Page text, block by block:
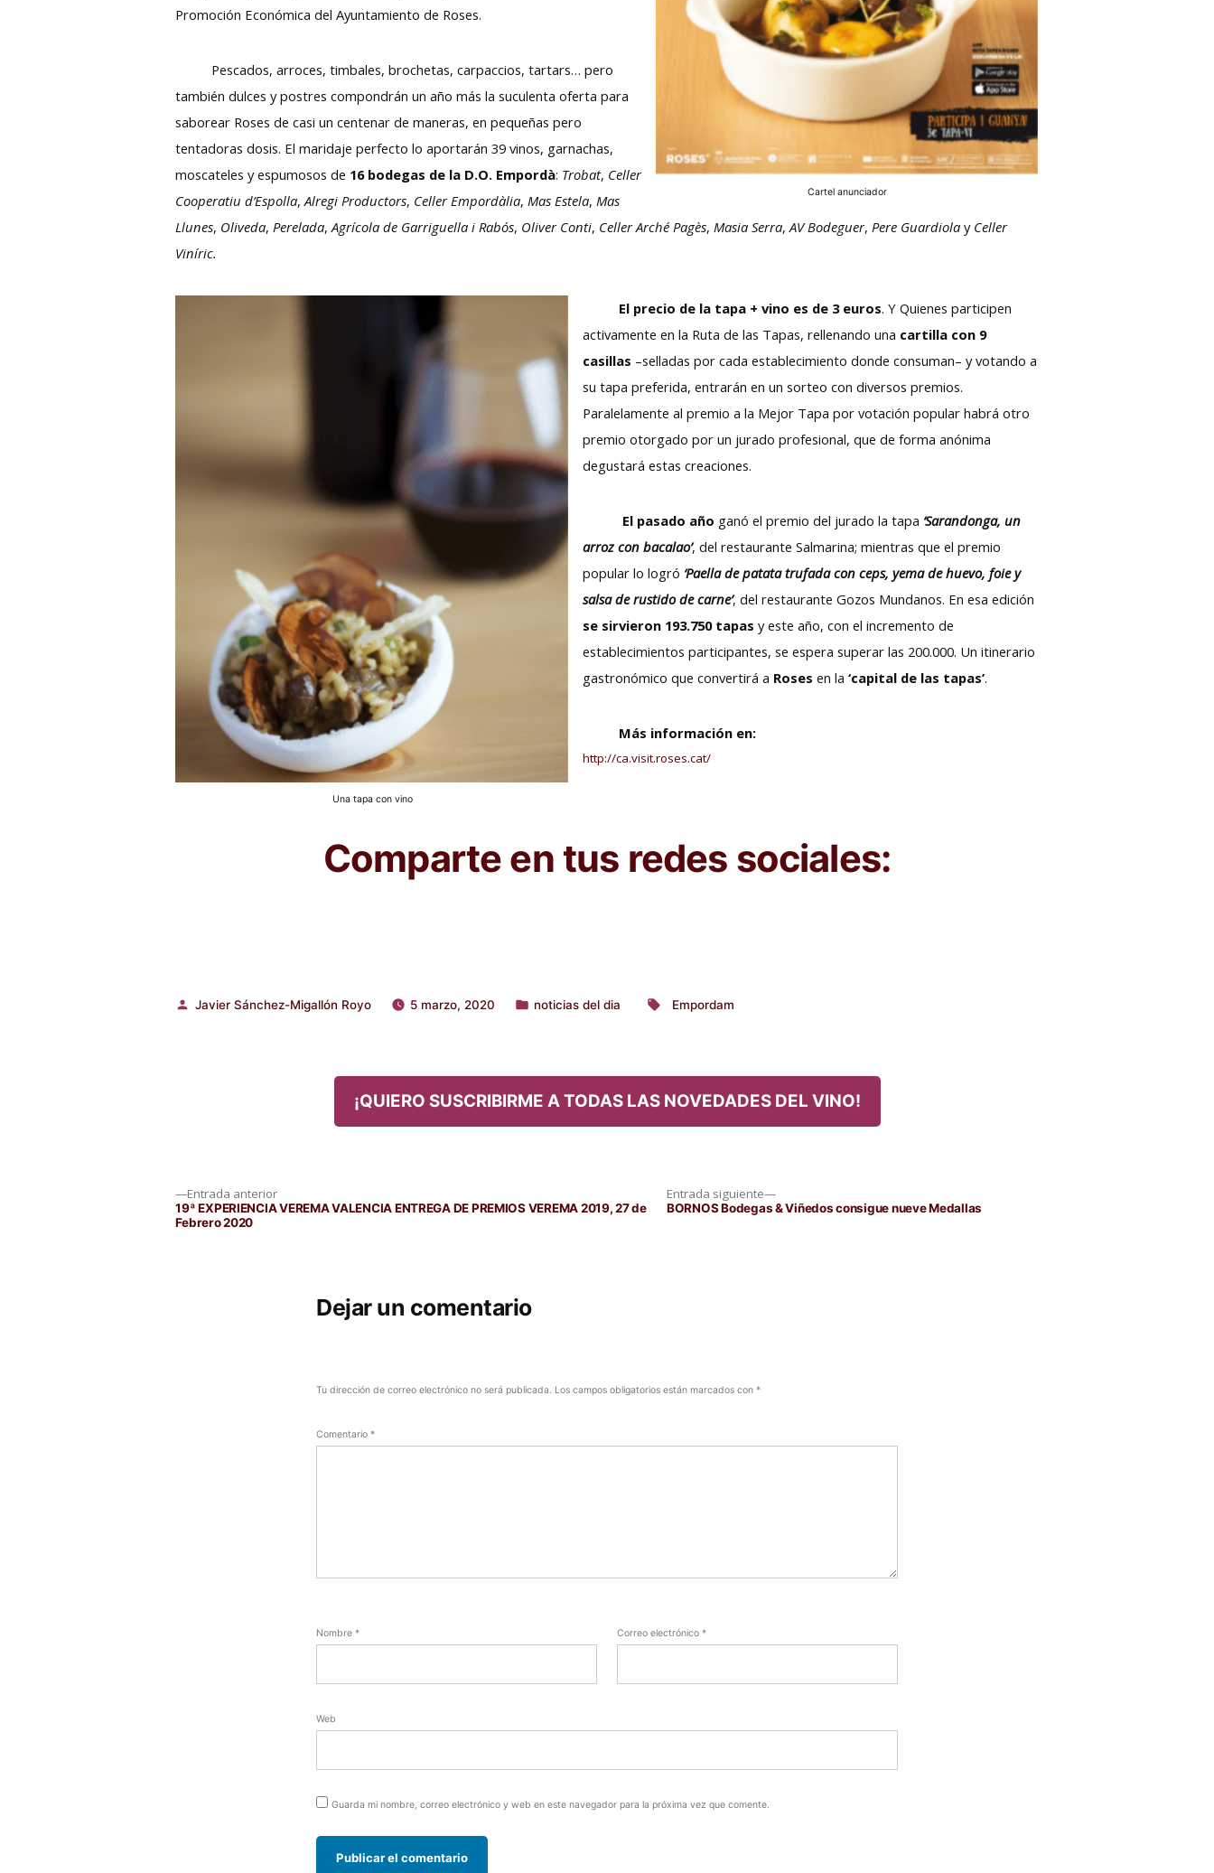
Cartel anunciador
Promoción Económica del Ayuntamiento de Roses.
Pescados, arroces, timbales, brochetas, carpaccios, tartars… pero
también dulces y postres compondrán un año más la suculenta oferta para
saborear Roses de casi un centenar de maneras, en pequeñas pero
tentadoras dosis. El maridaje perfecto lo aportarán 39 vinos, garnachas,
moscateles y espumosos de 16 bodegas de la D.O. Empordà: Trobat, Celler
Cooperatiu d’Espolla,Alregi Productors, Celler Empordàlia,Mas Estela,Mas
Llunes, Oliveda,Perelada,Agrícola de Garriguella i Rabós, Oliver Conti, Celler Arché Pagès,Masia Serra,AV Bodeguer,Pere Guardiola y Celler
Viníric.
Una tapa con vino
El precio de la tapa + vino es de 3 euros. Y Quienes participen
activamente en la Ruta de las Tapas, rellenando una cartilla con 9
casillas –selladas por cada establecimiento donde consuman– y votando a
su tapa preferida, entrarán en un sorteo con diversos premios.
Paralelamente al premio a la Mejor Tapa por votación popular habrá otro
premio otorgado por un jurado profesional, que de forma anónima
degustará estas creaciones.
El pasado año ganó el premio del jurado la tapa ‘Sarandonga, un
arroz con bacalao’, del restaurante Salmarina; mientras que el premio
popular lo logró ‘Paella de patata trufada con ceps, yema de huevo, foie y
salsa de rustido de carne’, del restaurante Gozos Mundanos. En esa edición
se sirvieron 193.750 tapas y este año, con el incremento de
establecimientos participantes, se espera superar las 200.000. Un itinerario
gastronómico que convertirá a Roses en la‘capital de las tapas’.
Más información en:
http://ca.visit.roses.cat/
Comparte en tus redes sociales:
Publicado
Javier Sánchez-Migallón Royo 5 marzo, 2020
Publicado
noticias del dia
Etiquetas:
Empordam
¡QUIERO SUSCRIBIRME A TODAS LAS NOVEDADES DEL VINO!
Entrada anteriorEntrada
anterior:
19ª EXPERIENCIA VEREMA VALENCIA ENTREGA DE PREMIOS VEREMA 2019, 27 de
Febrero 2020
Entrada siguiente
Entrada
siguiente:
BORNOS Bodegas & Viñedos consigue nueve Medallas
Dejar un comentario
Tu dirección de correo electrónico no será publicada. Los campos obligatorios están marcados con *
Comentario *
Nombre * Correo electrónico *
Web
Guarda mi nombre, correo electrónico y web en este navegador para la próxima vez que comente.